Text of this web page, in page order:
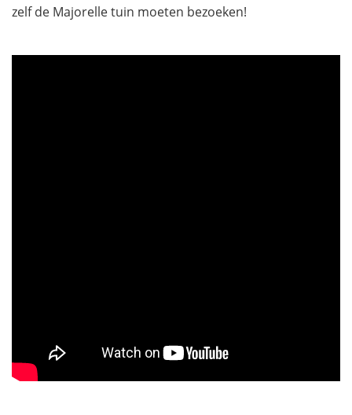
zelf de Majorelle tuin moeten bezoeken!